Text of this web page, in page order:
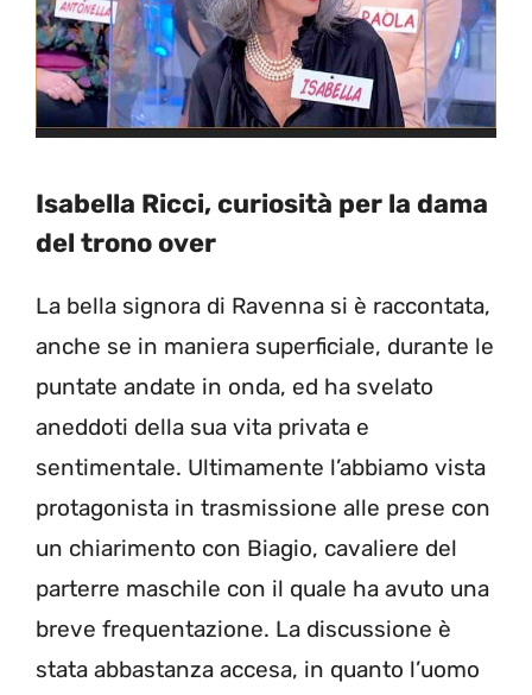
Isabella Ricci, curiosità per la dama
del trono over
La bella signora di Ravenna si è raccontata,
anche se in maniera superficiale, durante le
puntate andate in onda, ed ha svelato
aneddoti della sua vita privata e
sentimentale. Ultimamente l’abbiamo vista
protagonista in trasmissione alle prese con
un chiarimento con Biagio, cavaliere del
parterre maschile con il quale ha avuto una
breve frequentazione. La discussione è
stata abbastanza accesa, in quanto l’uomo